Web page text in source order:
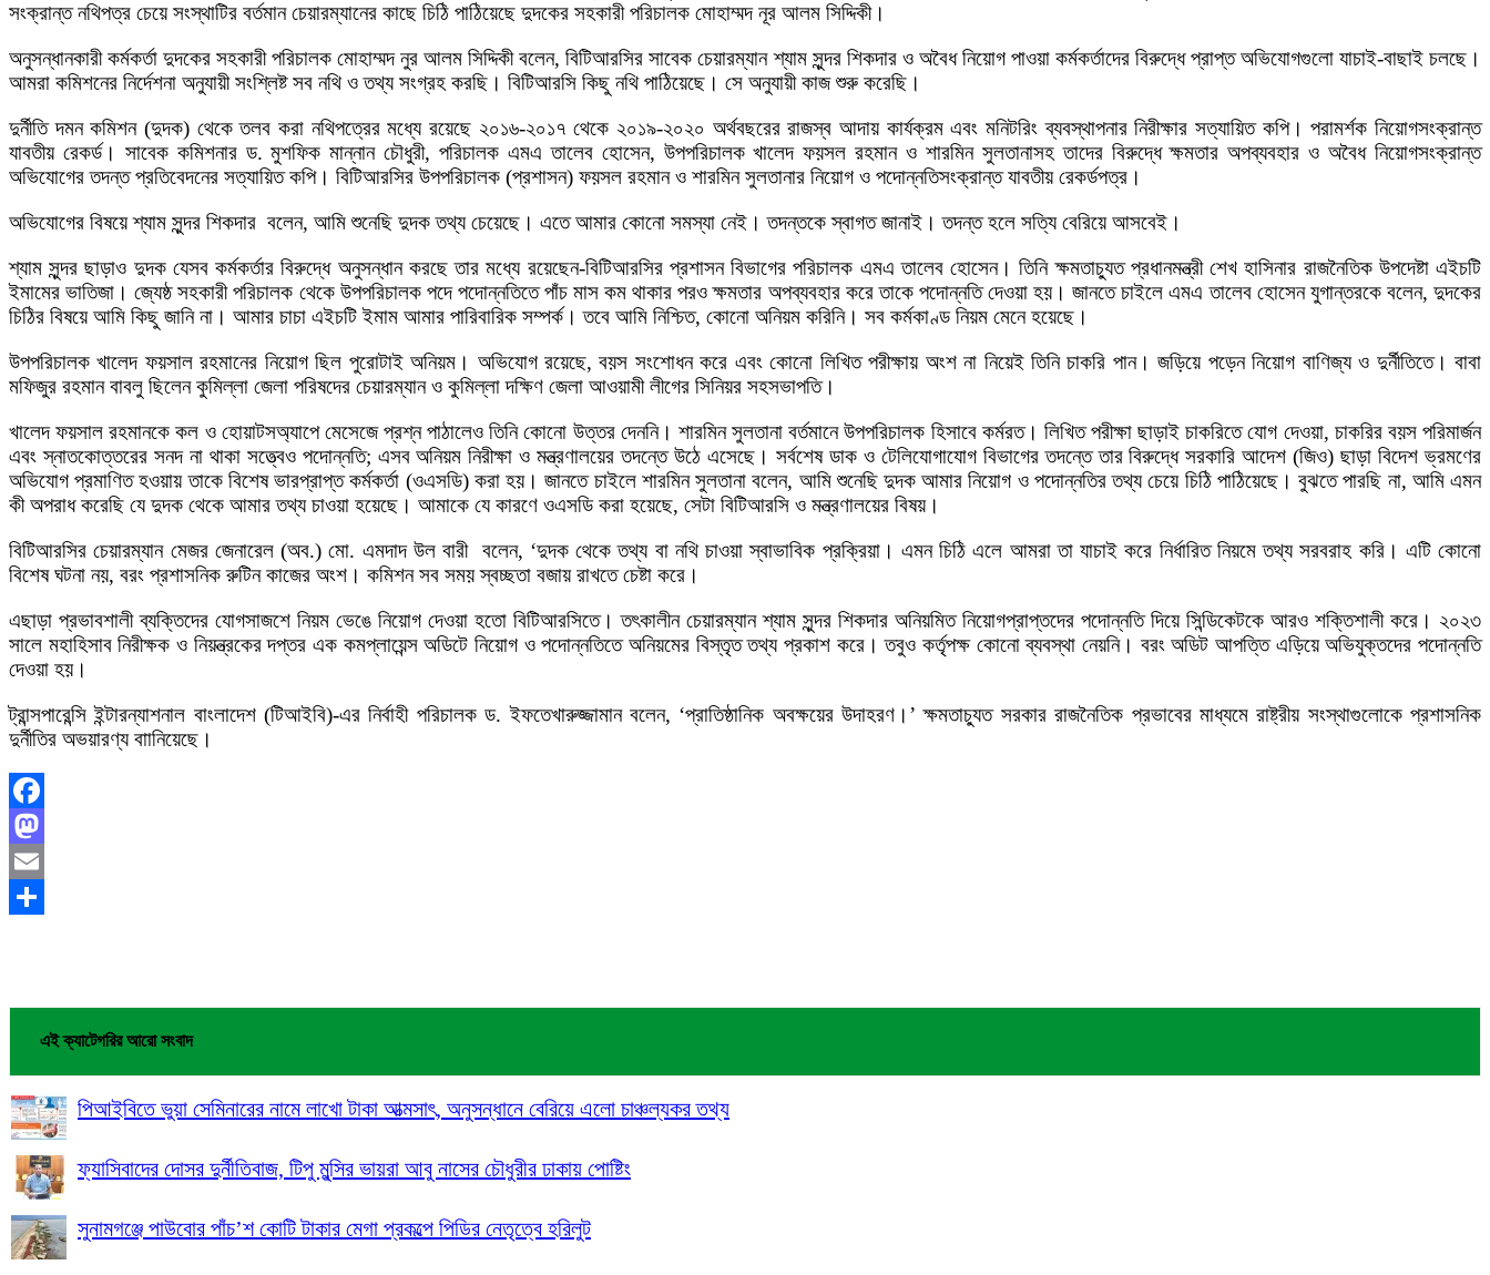
সংক্রান্ত নথিপত্র চেয়ে সংস্থাটির বর্তমান চেয়ারম্যানের কাছে চিঠি পাঠিয়েছে দুদকের সহকারী পরিচালক মোহাম্মদ নূর আলম সিদ্দিকী।
অনুসন্ধানকারী কর্মকর্তা দুদকের সহকারী পরিচালক মোহাম্মদ নুর আলম সিদ্দিকী বলেন, বিটিআরসির সাবেক চেয়ারম্যান শ্যাম সুন্দর শিকদার ও অবৈধ নিয়োগ পাওয়া কর্মকর্তাদের বিরুদ্ধে প্রাপ্ত অভিযোগগুলো যাচাই-বাছাই চলছে।
আমরা কমিশনের নির্দেশনা অনুযায়ী সংশ্লিষ্ট সব নথি ও তথ্য সংগ্রহ করছি। বিটিআরসি কিছু নথি পাঠিয়েছে। সে অনুযায়ী কাজ শুরু করেছি।
দুর্নীতি দমন কমিশন (দুদক) থেকে তলব করা নথিপত্রের মধ্যে রয়েছে ২০১৬-২০১৭ থেকে ২০১৯-২০২০ অর্থবছরের রাজস্ব আদায় কার্যক্রম এবং মনিটরিং ব্যবস্থাপনার নিরীক্ষার সত্যায়িত কপি। পরামর্শক নিয়োগসংক্রান্ত
যাবতীয় রেকর্ড। সাবেক কমিশনার ড. মুশফিক মান্নান চৌধুরী, পরিচালক এমএ তালেব হোসেন, উপপরিচালক খালেদ ফয়সল রহমান ও শারমিন সুলতানাসহ তাদের বিরুদ্ধে ক্ষমতার অপব্যবহার ও অবৈধ নিয়োগসংক্রান্ত
অভিযোগের তদন্ত প্রতিবেদনের সত্যায়িত কপি। বিটিআরসির উপপরিচালক (প্রশাসন) ফয়সল রহমান ও শারমিন সুলতানার নিয়োগ ও পদোন্নতিসংক্রান্ত যাবতীয় রেকর্ডপত্র।
অভিযোগের বিষয়ে শ্যাম সুন্দর শিকদার বলেন, আমি শুনেছি দুদক তথ্য চেয়েছে। এতে আমার কোনো সমস্যা নেই। তদন্তকে স্বাগত জানাই। তদন্ত হলে সত্যি বেরিয়ে আসবেই।
শ্যাম সুন্দর ছাড়াও দুদক যেসব কর্মকর্তার বিরুদ্ধে অনুসন্ধান করছে তার মধ্যে রয়েছেন-বিটিআরসির প্রশাসন বিভাগের পরিচালক এমএ তালেব হোসেন। তিনি ক্ষমতাচ্যুত প্রধানমন্ত্রী শেখ হাসিনার রাজনৈতিক উপদেষ্টা এইচটি
ইমামের ভাতিজা। জ্যেষ্ঠ সহকারী পরিচালক থেকে উপপরিচালক পদে পদোন্নতিতে পাঁচ মাস কম থাকার পরও ক্ষমতার অপব্যবহার করে তাকে পদোন্নতি দেওয়া হয়। জানতে চাইলে এমএ তালেব হোসেন যুগান্তরকে বলেন, দুদকের
চিঠির বিষয়ে আমি কিছু জানি না। আমার চাচা এইচটি ইমাম আমার পারিবারিক সম্পর্ক। তবে আমি নিশ্চিত, কোনো অনিয়ম করিনি। সব কর্মকাণ্ড নিয়ম মেনে হয়েছে।
উপপরিচালক খালেদ ফয়সাল রহমানের নিয়োগ ছিল পুরোটাই অনিয়ম। অভিযোগ রয়েছে, বয়স সংশোধন করে এবং কোনো লিখিত পরীক্ষায় অংশ না নিয়েই তিনি চাকরি পান। জড়িয়ে পড়েন নিয়োগ বাণিজ্য ও দুর্নীতিতে। বাবা
মফিজুর রহমান বাবলু ছিলেন কুমিল্লা জেলা পরিষদের চেয়ারম্যান ও কুমিল্লা দক্ষিণ জেলা আওয়ামী লীগের সিনিয়র সহসভাপতি।
খালেদ ফয়সাল রহমানকে কল ও হোয়াটসঅ্যাপে মেসেজে প্রশ্ন পাঠালেও তিনি কোনো উত্তর দেননি। শারমিন সুলতানা বর্তমানে উপপরিচালক হিসাবে কর্মরত। লিখিত পরীক্ষা ছাড়াই চাকরিতে যোগ দেওয়া, চাকরির বয়স পরিমার্জন
এবং স্নাতকোত্তরের সনদ না থাকা সত্ত্বেও পদোন্নতি; এসব অনিয়ম নিরীক্ষা ও মন্ত্রণালয়ের তদন্তে উঠে এসেছে। সর্বশেষ ডাক ও টেলিযোগাযোগ বিভাগের তদন্তে তার বিরুদ্ধে সরকারি আদেশ (জিও) ছাড়া বিদেশ ভ্রমণের
অভিযোগ প্রমাণিত হওয়ায় তাকে বিশেষ ভারপ্রাপ্ত কর্মকর্তা (ওএসডি) করা হয়। জানতে চাইলে শারমিন সুলতানা বলেন, আমি শুনেছি দুদক আমার নিয়োগ ও পদোন্নতির তথ্য চেয়ে চিঠি পাঠিয়েছে। বুঝতে পারছি না, আমি এমন
কী অপরাধ করেছি যে দুদক থেকে আমার তথ্য চাওয়া হয়েছে। আমাকে যে কারণে ওএসডি করা হয়েছে, সেটা বিটিআরসি ও মন্ত্রণালয়ের বিষয়।
বিটিআরসির চেয়ারম্যান মেজর জেনারেল (অব.) মো. এমদাদ উল বারী বলেন, ‘দুদক থেকে তথ্য বা নথি চাওয়া স্বাভাবিক প্রক্রিয়া। এমন চিঠি এলে আমরা তা যাচাই করে নির্ধারিত নিয়মে তথ্য সরবরাহ করি। এটি কোনো
বিশেষ ঘটনা নয়, বরং প্রশাসনিক রুটিন কাজের অংশ। কমিশন সব সময় স্বচ্ছতা বজায় রাখতে চেষ্টা করে।
এছাড়া প্রভাবশালী ব্যক্তিদের যোগসাজশে নিয়ম ভেঙে নিয়োগ দেওয়া হতো বিটিআরসিতে। তৎকালীন চেয়ারম্যান শ্যাম সুন্দর শিকদার অনিয়মিত নিয়োগপ্রাপ্তদের পদোন্নতি দিয়ে সিন্ডিকেটকে আরও শক্তিশালী করে। ২০২৩
সালে মহাহিসাব নিরীক্ষক ও নিয়ন্ত্রকের দপ্তর এক কমপ্লায়েন্স অডিটে নিয়োগ ও পদোন্নতিতে অনিয়মের বিস্তৃত তথ্য প্রকাশ করে। তবুও কর্তৃপক্ষ কোনো ব্যবস্থা নেয়নি। বরং অডিট আপত্তি এড়িয়ে অভিযুক্তদের পদোন্নতি
দেওয়া হয়।
ট্রান্সপারেন্সি ইন্টারন্যাশনাল বাংলাদেশ (টিআইবি)-এর নির্বাহী পরিচালক ড. ইফতেখারুজ্জামান বলেন, ‘প্রাতিষ্ঠানিক অবক্ষয়ের উদাহরণ।’ ক্ষমতাচ্যুত সরকার রাজনৈতিক প্রভাবের মাধ্যমে রাষ্ট্রীয় সংস্থাগুলোকে প্রশাসনিক
দুর্নীতির অভয়ারণ্য বাানিয়েছে।
Facebook
Mastodon
Email
এই ক্যাটেগরির আরো সংবাদ
পিআইবিতে ভুয়া সেমিনারের নামে লাখো টাকা আত্মসাৎ, অনুসন্ধানে বেরিয়ে এলো চাঞ্চল্যকর তথ্য
ফ্যাসিবাদের দোসর দুর্নীতিবাজ, টিপু মুন্সির ভায়রা আবু নাসের চৌধুরীর ঢাকায় পোষ্টিং
সুনামগঞ্জে পাউবোর পাঁচ’শ কোটি টাকার মেগা প্রকল্পে পিডির নেতৃত্বে হরিলুট